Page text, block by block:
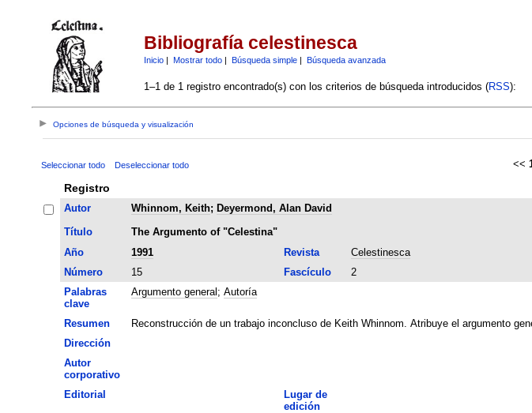
Bibliografía celestinesca
Inicio| Mostrar todo| Búsqueda simple| Búsqueda avanzada
1–1 de 1 registro encontrado(s) con los criterios de búsqueda introducidos (RSS):
Opciones de búsqueda y visualización
Seleccionar todo Deseleccionar todo <<
Registro
Autor Whinnom, Keith; Deyermond, Alan David
Título
The Argumento of "Celestina"
Año
1991 Revista Celestinesca
Número
15 Fascículo 2
Palabras
clave
Argumento general ; Autoría
Resumen
Reconstrucción de un trabajo inconcluso de Keith Whinnom. Atribuye el argumento
Dirección
Autor
corporativo
Editorial
Lugar de
edición